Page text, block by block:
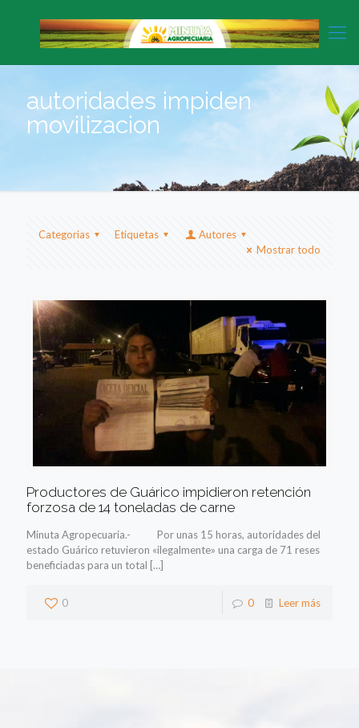
autoridades impiden
movilizacion
Categorias Etiquetas
Autores
Mostrar todo
Productores de Guárico impidieron retención
forzosa de 14 toneladas de carne
Minuta Agropecuaria.- Por unas 15 horas, autoridades del
estado Guárico retuvieron «ilegalmente» una carga de 71 reses
beneficiadas para un total […]
0 0 Leer más